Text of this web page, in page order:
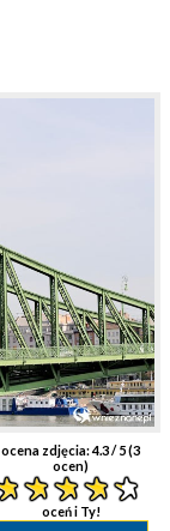
ocena zdjęcia:4.3/ 5 (3
ocen)
oceń i Ty!